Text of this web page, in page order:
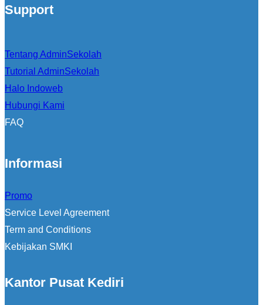
Support
Tentang AdminSekolah
Tutorial AdminSekolah
Halo Indoweb
Hubungi Kami
FAQ
Informasi
Promo
Service Level Agreement
Term and Conditions
Kebijakan SMKI
Kantor Pusat Kediri